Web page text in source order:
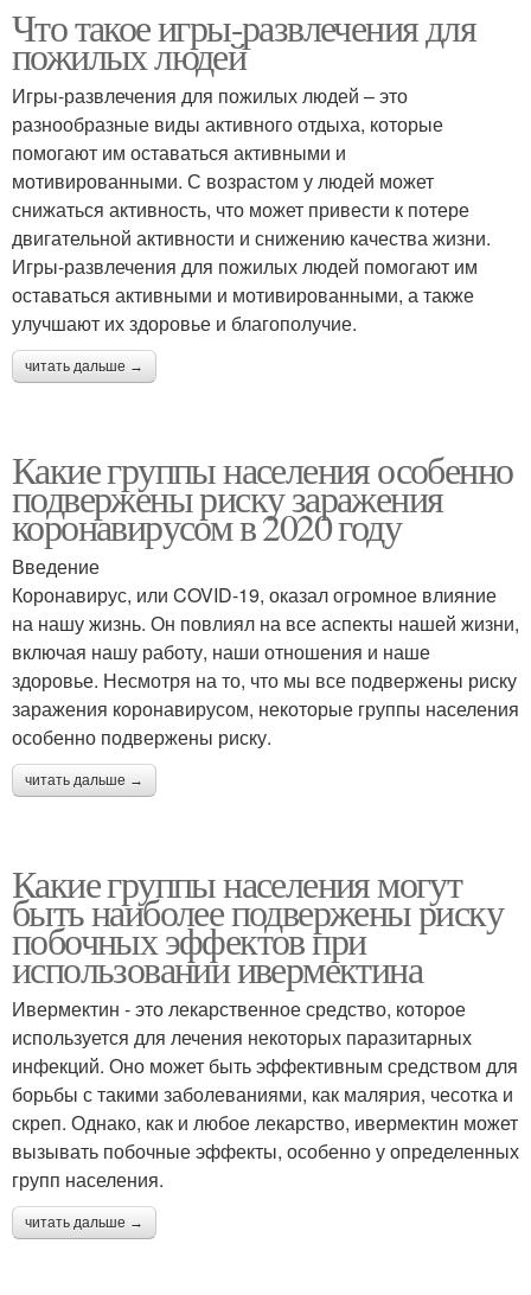
Что такое игры-развлечения для
пожилых людей
Игры-развлечения для пожилых людей – это
разнообразные виды активного отдыха, которые
помогают им оставаться активными и
мотивированными. С возрастом у людей может
снижаться активность, что может привести к потере
двигательной активности и снижению качества жизни.
Игры-развлечения для пожилых людей помогают им
оставаться активными и мотивированными, а также
улучшают их здоровье и благополучие.
читать дальше →
Какие группы населения особенно
подвержены риску заражения
коронавирусом в 2020 году
Введение
Коронавирус, или COVID-19, оказал огромное влияние
на нашу жизнь. Он повлиял на все аспекты нашей жизни,
включая нашу работу, наши отношения и наше
здоровье. Несмотря на то, что мы все подвержены риску
заражения коронавирусом, некоторые группы населения
особенно подвержены риску.
читать дальше →
Какие группы населения могут
быть наиболее подвержены риску
побочных эффектов при
использовании ивермектина
Ивермектин - это лекарственное средство, которое
используется для лечения некоторых паразитарных
инфекций. Оно может быть эффективным средством для
борьбы с такими заболеваниями, как малярия, чесотка и
скреп. Однако, как и любое лекарство, ивермектин может
вызывать побочные эффекты, особенно у определенных
групп населения.
читать дальше →